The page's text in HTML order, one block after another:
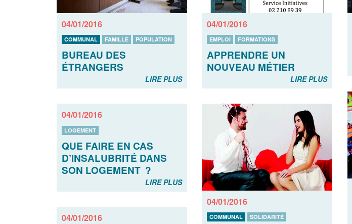
04/01/2016
COMMUNAL FAMILLE POPULATION
BUREAU DES
ÉTRANGERS
LIRE PLUS
04/01/2016
EMPLOI FORMATIONS
APPRENDRE UN
NOUVEAU MÉTIER
LIRE PLUS
04/01/2016
LOGEMENT
QUE FAIRE EN CAS
D’INSALUBRITÉ DANS
SON LOGEMENT ?
LIRE PLUS
04/01/2016
COMMUNAL SOLIDARITÉ
04/01/2016